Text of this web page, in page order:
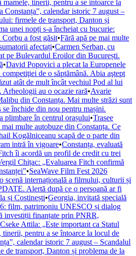
mamele, tinerii, pentru a se întoarce la
Constanța”, calendar istoric 7 august –
firmele de transport, Danton și
unei nopți s-a încheiat cu bucurie:
a fost găsit•Fără apă pe mai multe
afectați•Carmen Șerban, cu
pe Bulevardul Eroilor din București.
•David Popovici a plecat la Europenele
de o săptămână. Abia aştept
atât de mult încât vechiul Pod al lui
Arheologii au o ocazie rară•Avarie
din Constanța. Mai multe străzi sunt
închide din nou pentru mașini.
plimbare în centrul orașului•Trasee
multe autobuze din Constanța. Ce
Kogălniceanu scapă de o parte din
intră în vigoare•Constanța, evaluată
îi acordă un profil de credit cu trei
Chițac: „Evaluarea Fitch confirmă
•SeaWave Film Fest 2026
scenă internațională a filmului, culturii și
Alertă după ce o persoană ar fi
și Costinești•Georgia, invitată specială
film, patrimoniu UNESCO și dialog
investiții finanțate prin PNRR,
Attila: „Este important ca Statul
tinerii, pentru a se întoarce la locul de
calendar istoric 7 august – Scandalul
de transport, Danton și problema de la